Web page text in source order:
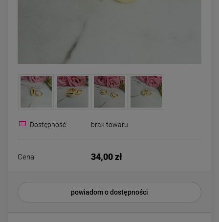
Bransoletka srebrna STAL
modułowa czarne
koniczyny kryształki
79,00 zł
Dostępność: brak towaru
Cena: 34,00 zł
powiadom o dostępności